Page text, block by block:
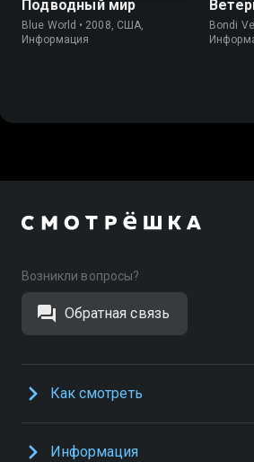
Подводный мир
Blue World • 2008, США,
Информация
Bondi
Возникли вопросы?
Обратная связь
Как смотреть
Информация